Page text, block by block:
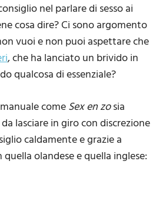
nel parlare di sesso ai
cosa dire? Ci sono argomento
vuoi e non puoi aspettare che
, che ha lanciato un brivido in
qualcosa di essenziale?
comeSex en zosia
lasciare in giro con discrezione
caldamente e grazie a
quella olandese e quella inglese: